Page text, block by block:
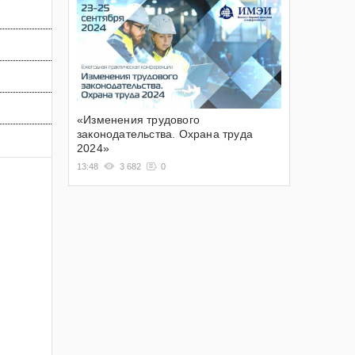
«Изменения трудового
законодательства. Охрана труда
2024»
13:48 3 682 0